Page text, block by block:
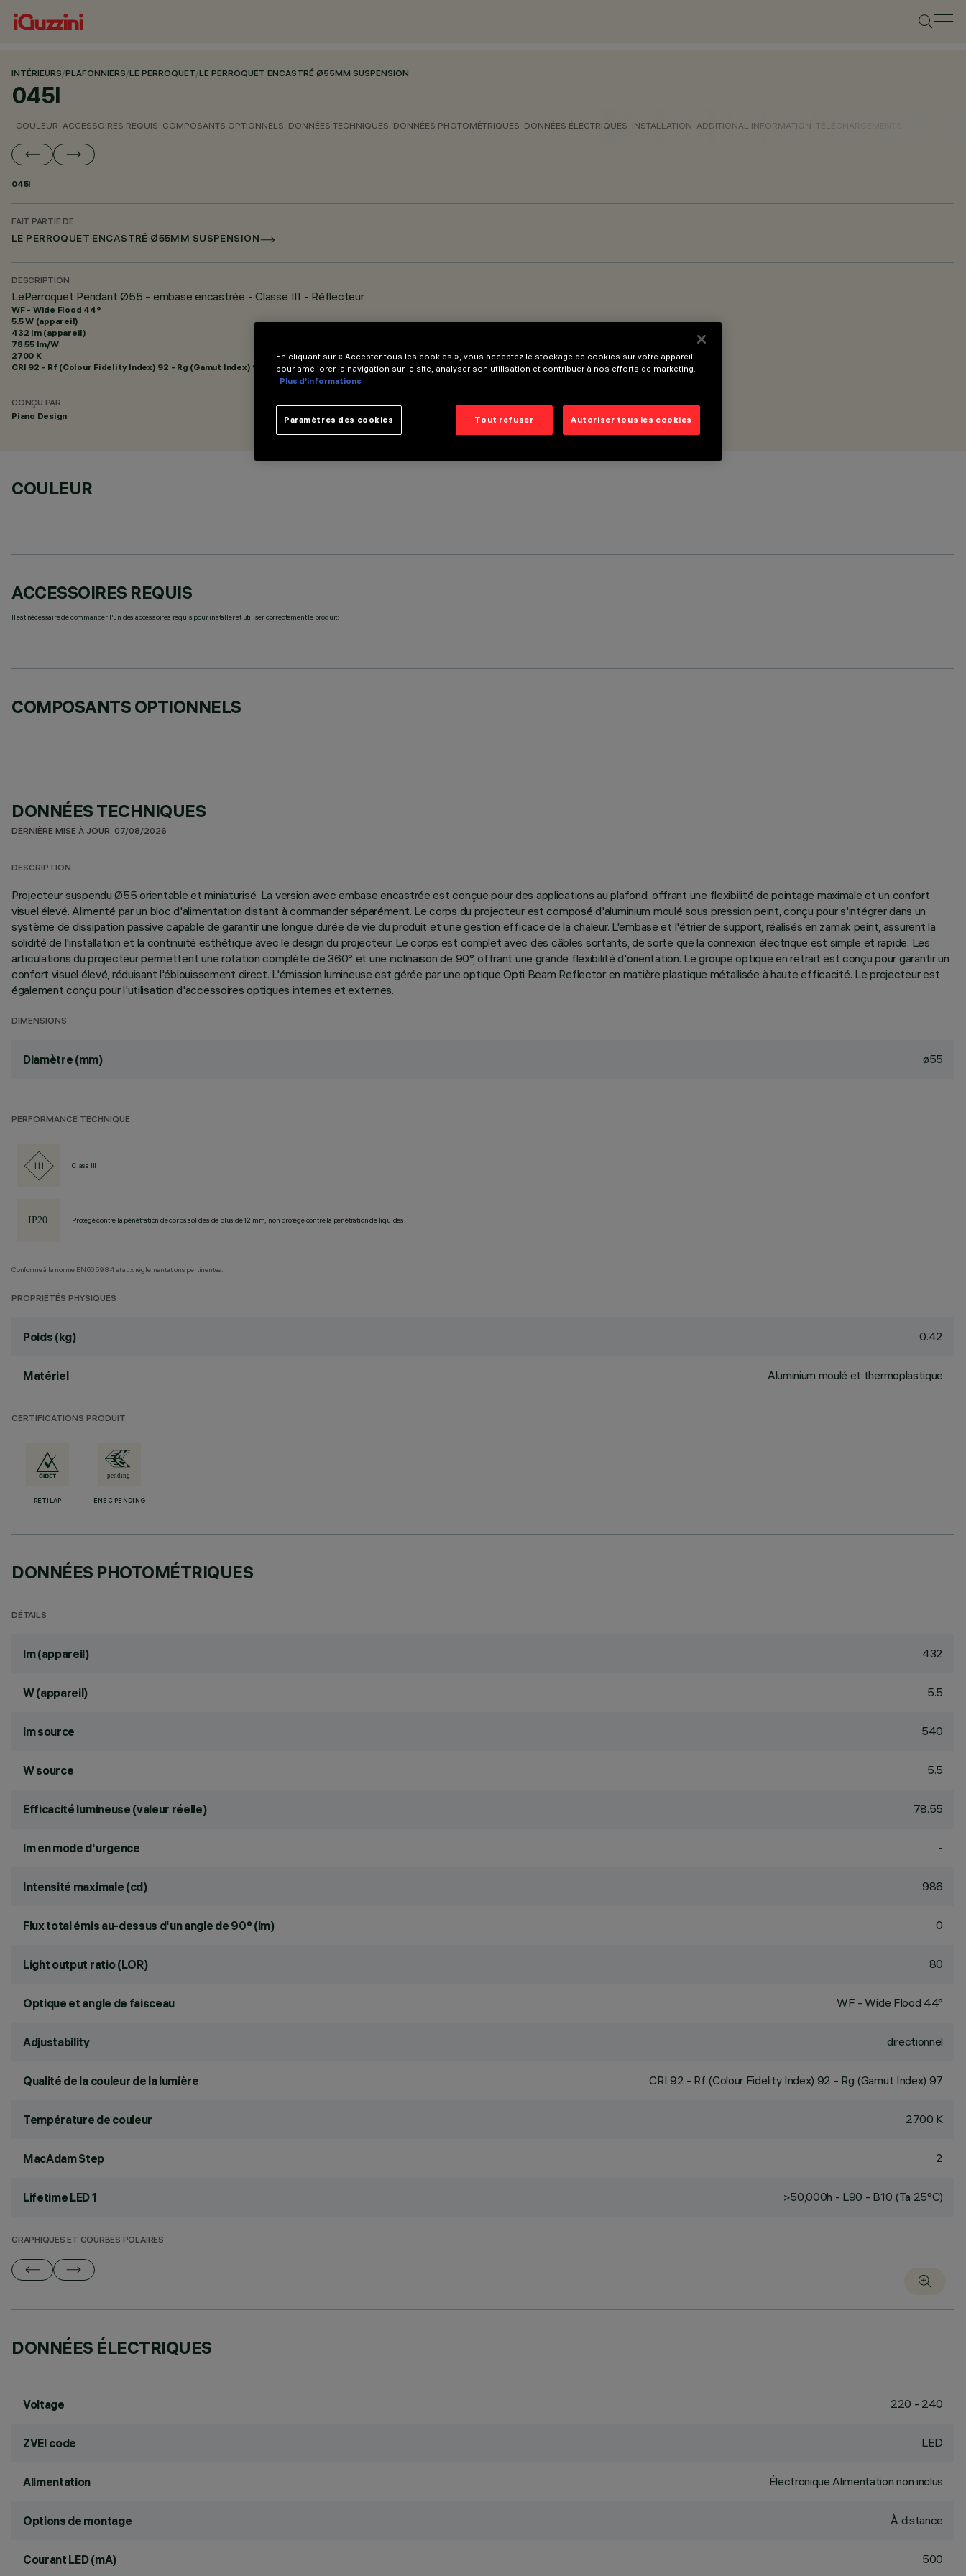
INTÉRIEURS/PLAFONNIERS/LE PERROQUET/LE PERROQUET ENCASTRÉ Ø55MM SUSPENSION
045I
COULEUR ACCESSOIRES REQUIS COMPOSANTS OPTIONNELS DONNÉES TECHNIQUES DONNÉES PHOTOMÉTRIQUES DONNÉES ÉLECTRIQUES INSTALLATION ADDITIONAL INFORMATION TÉLÉCHARGEMENTS
045I
FAIT PARTIE DE
LE PERROQUET ENCASTRÉ Ø55MM SUSPENSION
DESCRIPTION
LePerroquet Pendant Ø55 - embase encastrée - Classe III - Réflecteur
WF - Wide Flood 44°
5.5 W (appareil)
432 lm (appareil)
78.55 lm/W
2700 K
CRI 92 - Rf (Colour Fidelity Index) 92 - Rg (Gamut Index) 97
CONÇU PAR
Piano Design
COULEUR
ACCESSOIRES REQUIS
Il est nécessaire de commander l'un des accessoires requis pour installer et utiliser correctement le produit:
COMPOSANTS OPTIONNELS
DONNÉES TECHNIQUES
DERNIÈRE MISE À JOUR: 07/08/2026
DESCRIPTION
Projecteur suspendu Ø55 orientable et miniaturisé. La version avec embase encastrée est conçue pour des applications au plafond, offrant une flexibilité de pointage maximale et un confort
visuel élevé. Alimenté par un bloc d'alimentation distant à commander séparément. Le corps du projecteur est composé d'aluminium moulé sous pression peint, conçu pour s'intégrer dans un
système de dissipation passive capable de garantir une longue durée de vie du produit et une gestion efficace de la chaleur. L'embase et l'étrier de support, réalisés en zamak peint, assurent la
solidité de l'installation et la continuité esthétique avec le design du projecteur. Le corps est complet avec des câbles sortants, de sorte que la connexion électrique est simple et rapide. Les
articulations du projecteur permettent une rotation complète de 360° et une inclinaison de 90°, offrant une grande flexibilité d'orientation. Le groupe optique en retrait est conçu pour garantir un
confort visuel élevé, réduisant l'éblouissement direct. L'émission lumineuse est gérée par une optique Opti Beam Reflector en matière plastique métallisée à haute efficacité. Le projecteur est
également conçu pour l'utilisation d'accessoires optiques internes et externes.
DIMENSIONS
Diamètre (mm) ø55
PERFORMANCE TECHNIQUE
Class III
Protégé contre la pénétration de corps solides de plus de 12 mm, non protégé contre la pénétration de liquides.
Conforme à la norme EN60598-1 et aux réglementations pertinentes.
PROPRIÉTÉS PHYSIQUES
Poids (kg) 0.42
Matériel Aluminium moulé et thermoplastique
CERTIFICATIONS PRODUIT
RETILAP ENEC PENDING
DONNÉES PHOTOMÉTRIQUES
DÉTAILS
lm (appareil) 432
W (appareil) 5.5
lm source 540
W source 5.5
Efficacité lumineuse (valeur réelle) 78.55
lm en mode d'urgence -
Intensité maximale (cd) 986
Flux total émis au-dessus d'un angle de 90° (lm) 0
Light output ratio (LOR) 80
Optique et angle de faisceau WF - Wide Flood 44°
Adjustability directionnel
Qualité de la couleur de la lumière CRI 92 - Rf (Colour Fidelity Index) 92 - Rg (Gamut Index) 97
Température de couleur 2700 K
MacAdam Step 2
Lifetime LED 1 >50,000h - L90 - B10 (Ta 25°C)
GRAPHIQUES ET COURBES POLAIRES
DONNÉES ÉLECTRIQUES
Voltage 220 - 240
ZVEI code LED
Alimentation Électronique Alimentation non inclus
Options de montage À distance
Courant LED (mA) 500
En cliquant sur « Accepter tous les cookies », vous acceptez le stockage de cookies sur votre appareil
pour améliorer la navigation sur le site, analyser son utilisation et contribuer à nos efforts de marketing.
Plus d’informations
Tout refuser Autoriser tous les cookies
Paramètres des cookies